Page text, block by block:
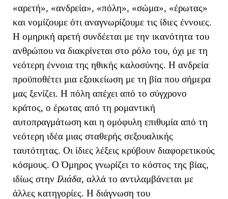
«αρετή», «ανδρεία», «πόλη», «σώμα», «έρωτας»
και νομίζουμε ότι αναγνωρίζουμε τις ίδιες έννοιες.
Η ομηρική αρετή συνδέεται με την ικανότητα του
ανθρώπου να διακρίνεται στο ρόλο του, όχι με τη
νεότερη έννοια της ηθικής καλοσύνης. Η ανδρεία
προϋποθέτει μια εξοικείωση με τη βία που σήμερα
μας ξενίζει. Η πόλη απέχει από το σύγχρονο
κράτος, ο έρωτας από τη ρομαντική
αυτοπραγμάτωση και η ομόφυλη επιθυμία από τη
νεότερη ιδέα μιας σταθερής σεξουαλικής
ταυτότητας. Οι ίδιες λέξεις κρύβουν διαφορετικούς
κόσμους. Ο Όμηρος γνωρίζει το κόστος της βίας,
ιδίως στην Ιλιάδα, αλλά το αντιλαμβάνεται με
άλλες κατηγορίες. Η διάγνωση του